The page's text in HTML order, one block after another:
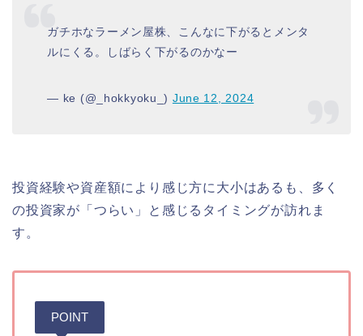
ガチホなラーメン屋株、こんなに下がるとメンタ
ルにくる。しばらく下がるのかなー
— ke (@_hokkyoku_) June 12, 2024
投資経験や資産額により感じ方に大小はあるも、多く
の投資家が「つらい」と感じるタイミングが訪れま
す。
POINT